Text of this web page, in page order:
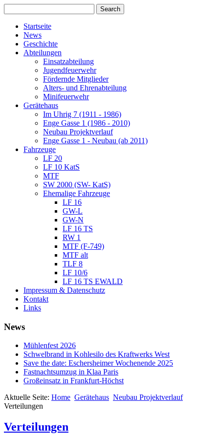
Startseite
News
Geschichte
Abteilungen
Einsatzabteilung
Jugendfeuerwehr
Fördernde Mitglieder
Alters- und Ehrenabteilung
Minifeuerwehr
Gerätehaus
Im Uhrig 7 (1911 - 1986)
Enge Gasse 1 (1986 - 2010)
Neubau Projektverlauf
Enge Gasse 1 - Neubau (ab 2011)
Fahrzeuge
LF 20
LF 10 KatS
MTF
SW 2000 (SW- KatS)
Ehemalige Fahrzeuge
LF 16
GW-L
GW-N
LF 16 TS
RW 1
MTF (F-749)
MTF alt
TLF 8
LF 10/6
LF 16 TS EWALD
Impressum & Datenschutz
Kontakt
Links
News
Mühlenfest 2026
Schwelbrand in Kohlesilo des Kraftwerks West
Save the date: Eschersheimer Wochenende 2025
Fastnachtsumzug in Klaa Paris
Großeinsatz in Frankfurt-Höchst
Aktuelle Seite: Home Gerätehaus Neubau Projektverlauf
Verteilungen
Verteilungen